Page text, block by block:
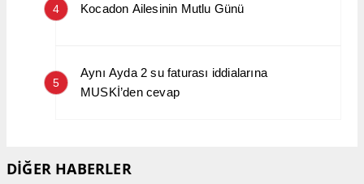
4 Kocadon Ailesinin Mutlu Günü
5
Aynı Ayda 2 su faturası iddialarına
MUSKİ’den cevap
DİĞER HABERLER